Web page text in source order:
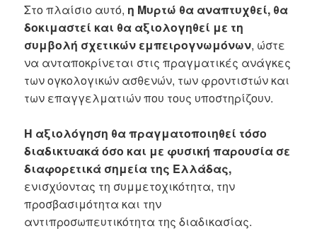
Στο πλαίσιο αυτό, η Μυρτώ θα αναπτυχθεί, θα
δοκιμαστεί και θα αξιολογηθεί με τη
συμβολή σχετικών εμπειρογνωμόνων, ώστε
να ανταποκρίνεται στις πραγματικές ανάγκες
των ογκολογικών ασθενών, των φροντιστών και
των επαγγελματιών που τους υποστηρίζουν.
Η αξιολόγηση θα πραγματοποιηθεί τόσο
διαδικτυακά όσο και με φυσική παρουσία σε
διαφορετικά σημεία της Ελλάδας,
ενισχύοντας τη συμμετοχικότητα, την
προσβασιμότητα και την
αντιπροσωπευτικότητα της διαδικασίας.